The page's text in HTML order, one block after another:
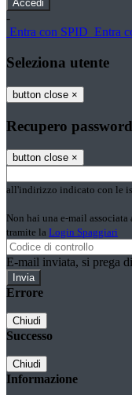
-
Entra con SPID Entra
Seleziona utente
button close ×
Recupero password
button close ×
all'indirizzo indicato con le
Non hai una e-mail
tramite la Login Spaggiari
E-mail inviata, si prega
Errore
Chiudi
Successo
Chiudi
Informazione